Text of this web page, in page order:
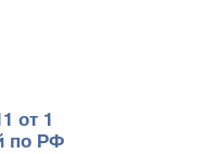
от 1
по РФ